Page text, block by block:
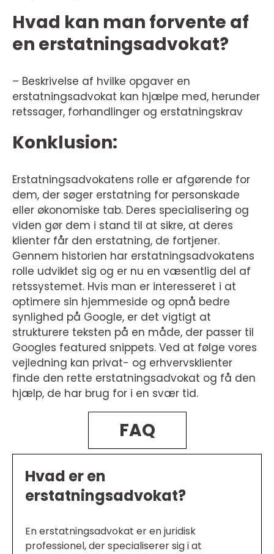
Hvad kan man forvente af
en erstatningsadvokat?
– Beskrivelse af hvilke opgaver en
erstatningsadvokat kan hjælpe med, herunder
retssager, forhandlinger og erstatningskrav
Konklusion:
Erstatningsadvokatens rolle er afgørende for
dem, der søger erstatning for personskade
eller økonomiske tab. Deres specialisering og
viden gør dem i stand til at sikre, at deres
klienter får den erstatning, de fortjener.
Gennem historien har erstatningsadvokatens
rolle udviklet sig og er nu en væsentlig del af
retssystemet. Hvis man er interesseret i at
optimere sin hjemmeside og opnå bedre
synlighed på Google, er det vigtigt at
strukturere teksten på en måde, der passer til
Googles featured snippets. Ved at følge vores
vejledning kan privat- og erhvervsklienter
finde den rette erstatningsadvokat og få den
hjælp, de har brug for i en svær tid.
FAQ
Hvad er en
erstatningsadvokat?
En erstatningsadvokat er en juridisk
professionel, der specialiserer sig i at